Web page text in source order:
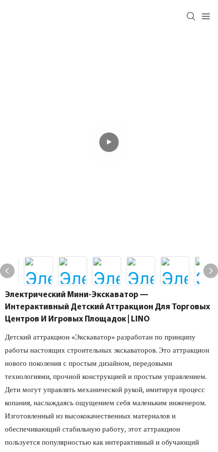
Электрический Мини-Экскаватор —
Интерактивный Детский Аттракцион Для Торговых
Центров И Игровых Площадок | LINO
Детский аттракцион «Экскаватор» разработан по принципу
работы настоящих строительных экскаваторов. Это аттракцион
нового поколения с простым дизайном, передовыми
технологиями, прочной конструкцией и простым управлением.
Дети могут управлять механической рукой, имитируя процесс
копания, наслаждаясь ощущением себя маленьким инженером.
Изготовленный из высококачественных материалов и
обеспечивающий стабильную работу, этот аттракцион
пользуется популярностью как интерактивный и обучающий